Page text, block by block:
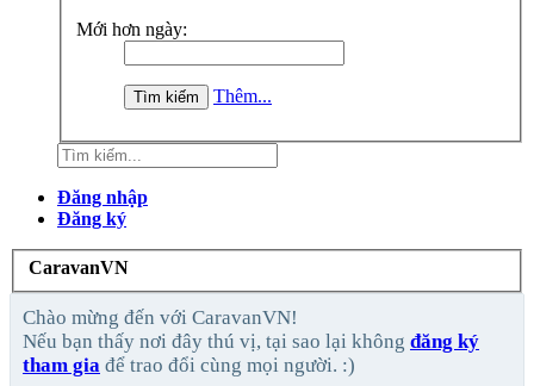
Mới hơn ngày:
Thêm...
Đăng nhập
Đăng ký
CaravanVN
Chào mừng đến với CaravanVN!
Nếu bạn thấy nơi đây thú vị, tại sao lại không đăng ký
tham gia để trao đổi cùng mọi người. :)